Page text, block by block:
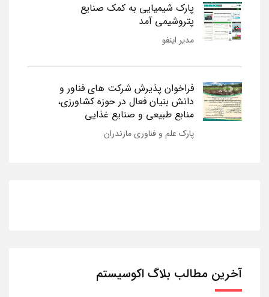
پارک شیمیایی به کمک صنایع
پتروشیمی آمد
مدیر اینفو
فراخوان پذیرش شرکت های فناور و
دانش بنیان فعال در حوزه کشاورزی،
منابع طبیعی و صنایع غذایی
پارک علم و فناوری مازندران
آخرین مطالب بلاگ اکوسیستم